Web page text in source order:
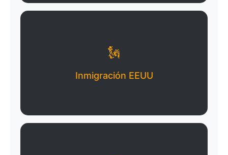
🗽
Inmigración EEUU